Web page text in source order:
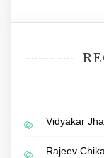
Vidyakar Jha
Rajeev